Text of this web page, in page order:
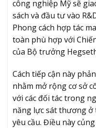
công nghiệp Mỹ sẽ
sách và đầu tư vào
Phong cách hợp tác
toàn phù hợp với
của Bộ trưởng
Cách tiếp cận này
nhằm mở rộng cơ sở
với các đối tác trong
năng lực sát thương ở
yêu cầu. Điều này